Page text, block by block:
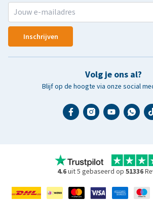
Inschrijven
Volg je ons al?
Blijf op de hoogte via onze social
4.6uit 5 gebaseerd op 51336